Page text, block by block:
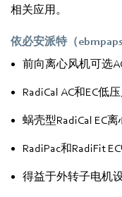
相关应用。
依必安派特（
前向离心风机可选
RadiCal AC和EC低
蜗壳型RadiCal EC
RadiPac和RadiFit
得益于外转子电机